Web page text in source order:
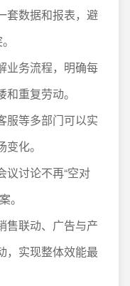
套数据和报表，避
业务流程，明确每
重复劳动。
服等多部门可以实
化。
议讨论不再“空对
。
售联动、广告与产
，实现整体效能最